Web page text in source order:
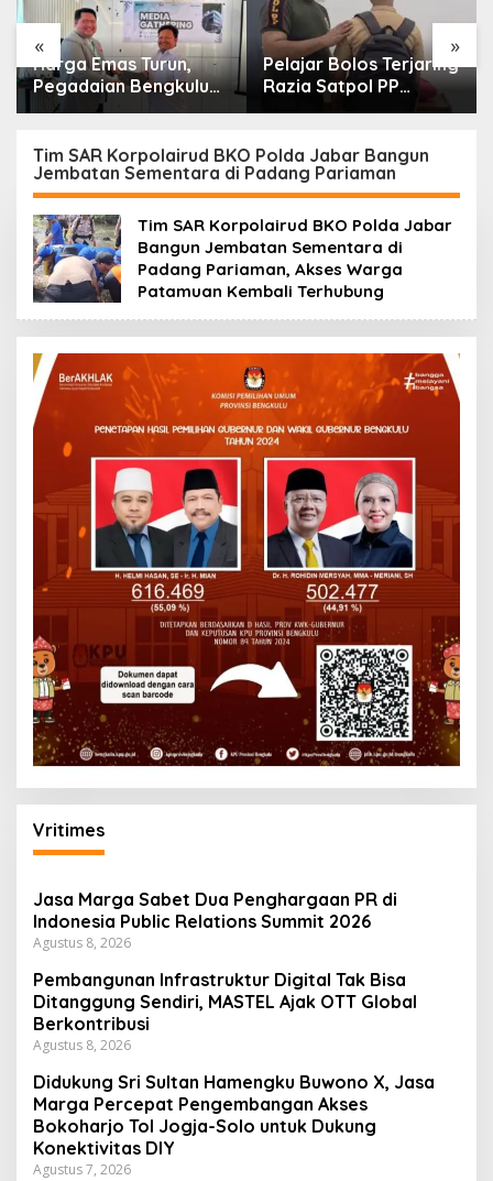
« »
Harga Emas Turun,
Pegadaian Bengkulu
Ajak Masyarakat
Investasi
Pelajar Bolos Terjaring
Razia Satpol PP
Sempat Bohongi
Tim SAR Korpolairud BKO Polda Jabar Bangun
Jembatan Sementara di Padang Pariaman
Tim SAR Korpolairud BKO Polda Jabar
Bangun Jembatan Sementara di
Padang Pariaman, Akses Warga
Patamuan Kembali Terhubung
Vritimes
Jasa Marga Sabet Dua Penghargaan PR di
Indonesia Public Relations Summit 2026
Agustus 8, 2026
Pembangunan Infrastruktur Digital Tak Bisa
Ditanggung Sendiri, MASTEL Ajak OTT Global
Berkontribusi
Agustus 8, 2026
Didukung Sri Sultan Hamengku Buwono X, Jasa
Marga Percepat Pengembangan Akses
Bokoharjo Tol Jogja-Solo untuk Dukung
Konektivitas DIY
Agustus 7, 2026